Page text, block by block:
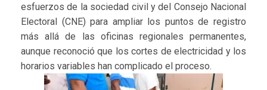
esfuerzos de la sociedad civil y del Consejo Nacional
Electoral (CNE) para ampliar los puntos de registro
más allá de las oficinas regionales permanentes,
aunque reconoció que los cortes de electricidad y los
horarios variables han complicado el proceso.